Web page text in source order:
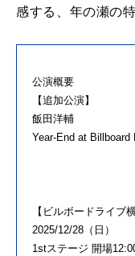
感する、年の瀬の
公演概要
【追加公演】
飯田洋輔
Year-End at Billboard
【ビルボードライブ
2025/12/28（日）
1stステージ 開場